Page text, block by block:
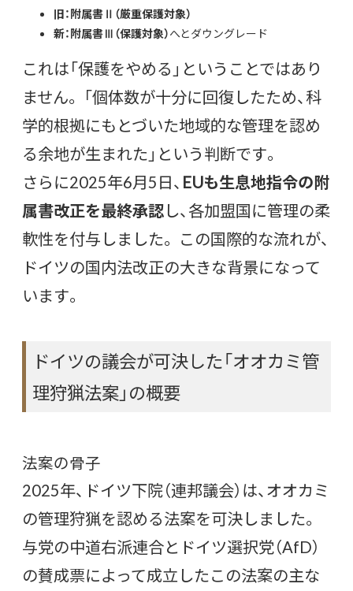
旧：附属書Ⅱ（厳重保護対象）
新：附属書Ⅲ（保護対象）へとダウングレード
これは「保護をやめる」ということではあり
ません。 「個体数が十分に回復したため、科
学的根拠にもとづいた地域的な管理を認め
る余地が生まれた」という判断です。
さらに2025年6月5日、 EUも生息地指令の附
属書改正を最終承認し、各加盟国に管理の柔
軟性を付与しました。 この国際的な流れが、
ドイツの国内法改正の大きな背景になって
います。
ドイツの議会が可決した「オオカミ管
理狩猟法案」の概要
法案の骨子
2025年、ドイツ下院（連邦議会）は、オオカミ
の管理狩猟を認める法案を可決しました。
与党の中道右派連合とドイツ選択党（AfD）
の賛成票によって成立したこの法案の主な